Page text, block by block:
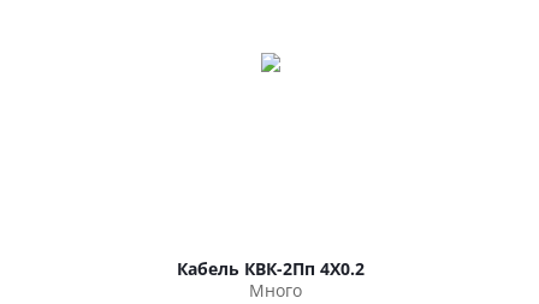
Кабель КВК-2Пп 4Х0.2
Много